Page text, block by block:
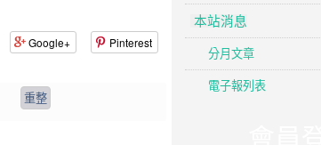
Google+ Pinterest
本站消息
分月文章
電子報列表